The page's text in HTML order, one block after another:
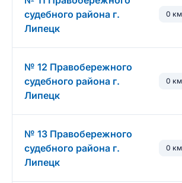
судебного района г.
Липецк
0 км
№ 12 Правобережного
судебного района г.
Липецк
0 км
№ 13 Правобережного
судебного района г.
Липецк
0 км